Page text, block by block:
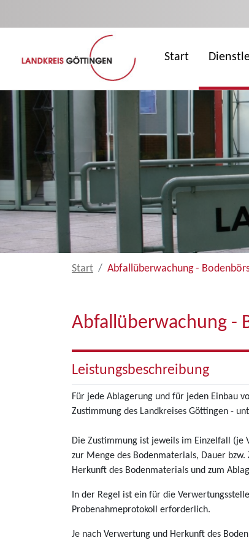
Start
Start Abfallüberwachung -
Abfallüberwachung -
Leistungsbeschreibung
Für jede Ablagerung und für jeden Einbau
Zustimmung des Landkreises Göttingen -
Die Zustimmung ist jeweils im Einzelfall (je
zur Menge des Bodenmaterials, Dauer
Herkunft des Bodenmaterials und zum
In der Regel ist ein für die
Probenahmeprotokoll erforderlich.
Je nach Verwertung und Herkunft des